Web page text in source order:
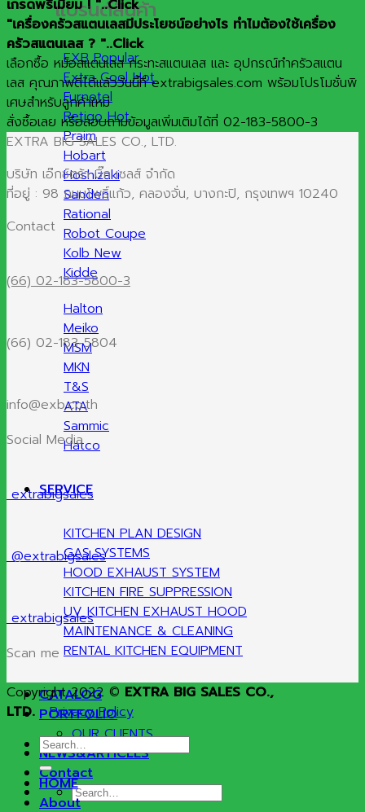
แบรนด์สินค้า
EXB
Extra Cool
Furnotel
Retigo
Praim
Hobart
Hoshizaki
Sanden
Rational
Robot Coupe
Kolb
Kidde
Halton
Meiko
MSM
MKN
T&S
ATA
Sammic
Hatco
SERVICE
KITCHEN PLAN DESIGN
GAS SYSTEMS
HOOD EXHAUST SYSTEM
KITCHEN FIRE SUPPRESSION
UV KITCHEN EXHAUST HOOD
MAINTENANCE & CLEANING
RENTAL KITCHEN EQUIPMENT
CATALOG
PORTFOLIO
OUR CLIENTS
NEWS&ARTICLES
Contact
Search
เกรดพรีเมียม ! "..Click
"เครื่องครัวสแตนเลสมีประโยชน์อย่างไร ทำไมต้องใช้เครื่อง
ครัวสแตนเลส ? "..Click
เลือกซื้อ หม้อสแตนเลส กระทะสแตนเลส และ อุปกรณ์ทำครัวสแตน
เลส คุณภาพดีได้แล้ววันนี้ที่ extrabigsales.com พร้อมโปรโมชั่นพิ
เศษสำหรับลูกค้าใหม่
สั่งซื้อเลย หรือสอบถามข้อมูลเพิ่มเติมได้ที่ 02-183-5800-3
EXTRA BIG SALES CO., LTD.
บริษัท เอ๊กซ์ตร้า บิ๊ก เซลส์ จำกัด
ที่อยู่ : 98 ถนนโพธิ์แก้ว, คลองจั่น, บางกะปิ, กรุงเทพฯ 10240
Contact
(66) 02-183-5800-3
(66) 02-183-5804
info@exb.co.th
Social Media
extrabigsales
@extrabigsales
extrabigsales
Scan me
Copyright 2022 © EXTRA BIG SALES CO.,
LTD.
Privacy Policy
Search
for:
HOME
About